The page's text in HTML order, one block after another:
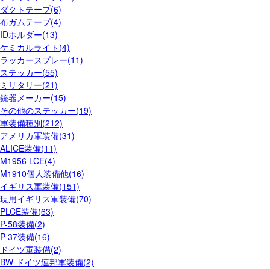
ダクトテープ(6)
布ガムテープ(4)
IDホルダー(13)
ケミカルライト(4)
ラッカースプレー(11)
ステッカー(55)
ミリタリー(21)
銃器メーカー(15)
その他のステッカー(19)
軍装備種別(212)
アメリカ軍装備(31)
ALICE装備(11)
M1956 LCE(4)
M1910個人装備他(16)
イギリス軍装備(151)
現用イギリス軍装備(70)
PLCE装備(63)
P-58装備(2)
P-37装備(16)
ドイツ軍装備(2)
BW ドイツ連邦軍装備(2)